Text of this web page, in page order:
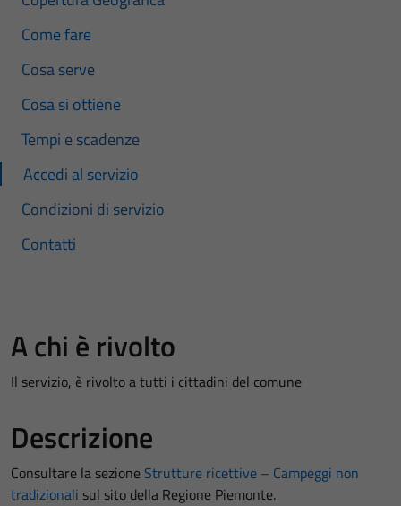
Come fare
Cosa serve
Cosa si ottiene
Tempi e scadenze
Accedi al servizio
Condizioni di servizio
Contatti
A chi è rivolto
Il servizio, è rivolto a tutti i cittadini del comune
Descrizione
Consultare la sezione Strutture ricettive – Campeggi non
tradizionali sul sito della Regione Piemonte.